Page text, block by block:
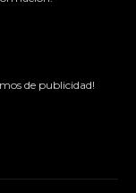
de publicidad!